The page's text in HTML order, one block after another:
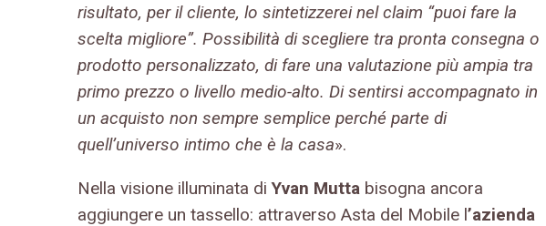
risultato, per il cliente, lo sintetizzerei nel claim “puoi fare la
scelta migliore”. Possibilità di scegliere tra pronta consegna o
prodotto personalizzato, di fare una valutazione più ampia tra
primo prezzo o livello medio-alto. Di sentirsi accompagnato in
un acquisto non sempre semplice perché parte di
quell’universo intimo che è la casa».
Nella visione illuminata diYvan Mutta bisogna ancora
aggiungere un tassello: attraverso Asta del Mobile l’azienda